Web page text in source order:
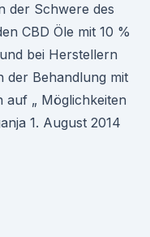
der Schwere des
CBD Öle mit 10 %
bei Herstellern
der Behandlung mit
auf „ Möglichkeiten
1. August 2014